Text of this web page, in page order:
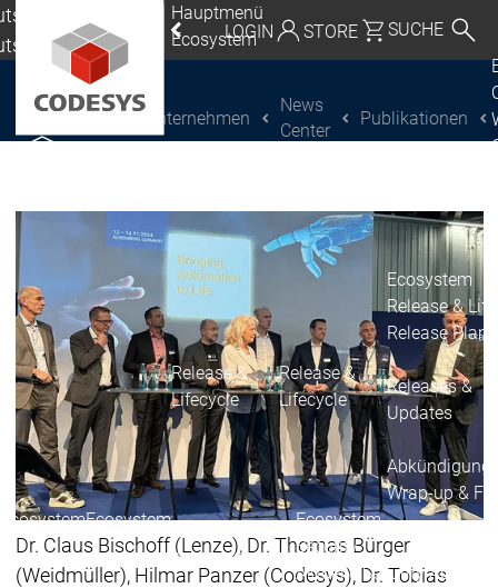
|
| Deutsch
Global | English
Italia | Italiano
China | 中文
LOGIN STORE SUCHE
EcosystemEcosystem
Hauptmenü
Ecosystem
Release &
Lifecycle
Release &
Lifecycle
Ecosystem
Release &
Release Plan
Releases &
Updates
Wrap-up &
SecuritySecurity
Ecosystem
Security
Aktuelle Security
CODESYS Group
Unternehmen
News
Center
Publikationen
Dr. Claus Bischoff (Lenze), Dr. Thomas Bürger
(Weidmüller), Hilmar Panzer (Codesys), Dr. Tobias